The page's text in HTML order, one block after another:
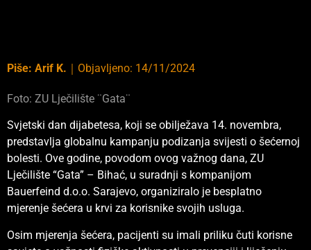
Piše: Arif K. ｜ Objavljeno: 14/11/2024
Foto: ZU Lječilište ¨Gata¨
Svjetski dan dijabetesa, koji se obilježava 14. novembra,
predstavlja globalnu kampanju podizanja svijesti o šećernoj
bolesti. Ove godine, povodom ovog važnog dana, ZU
Lječilište “Gata” – Bihać, u suradnji s kompanijom
Bauerfeind d.o.o. Sarajevo, organiziralo je besplatno
mjerenje šećera u krvi za korisnike svojih usluga.
Osim mjerenja šećera, pacijenti su imali priliku čuti korisne